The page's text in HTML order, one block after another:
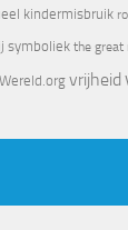
kindermisbruik
symboliek the great
vrijheid